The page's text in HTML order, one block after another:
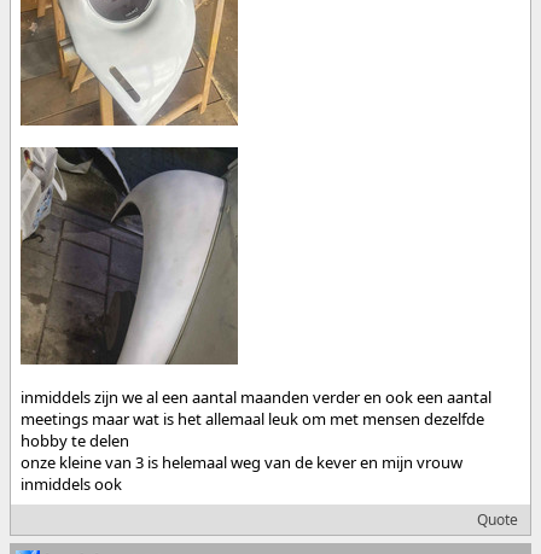
inmiddels zijn we al een aantal maanden verder en ook een aantal
meetings maar wat is het allemaal leuk om met mensen dezelfde
hobby te delen
onze kleine van 3 is helemaal weg van de kever en mijn vrouw
inmiddels ook
Quote